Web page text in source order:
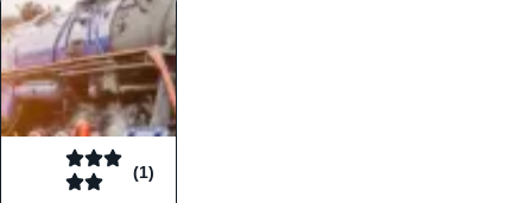
(1)